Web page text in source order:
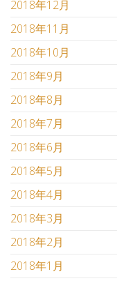
2018年12月
2018年11月
2018年10月
2018年9月
2018年8月
2018年7月
2018年6月
2018年5月
2018年4月
2018年3月
2018年2月
2018年1月